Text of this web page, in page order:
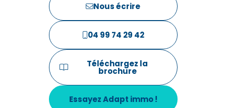
Nous écrire
04 99 74 29 42
Téléchargez la
brochure
Essayez Adapt immo !